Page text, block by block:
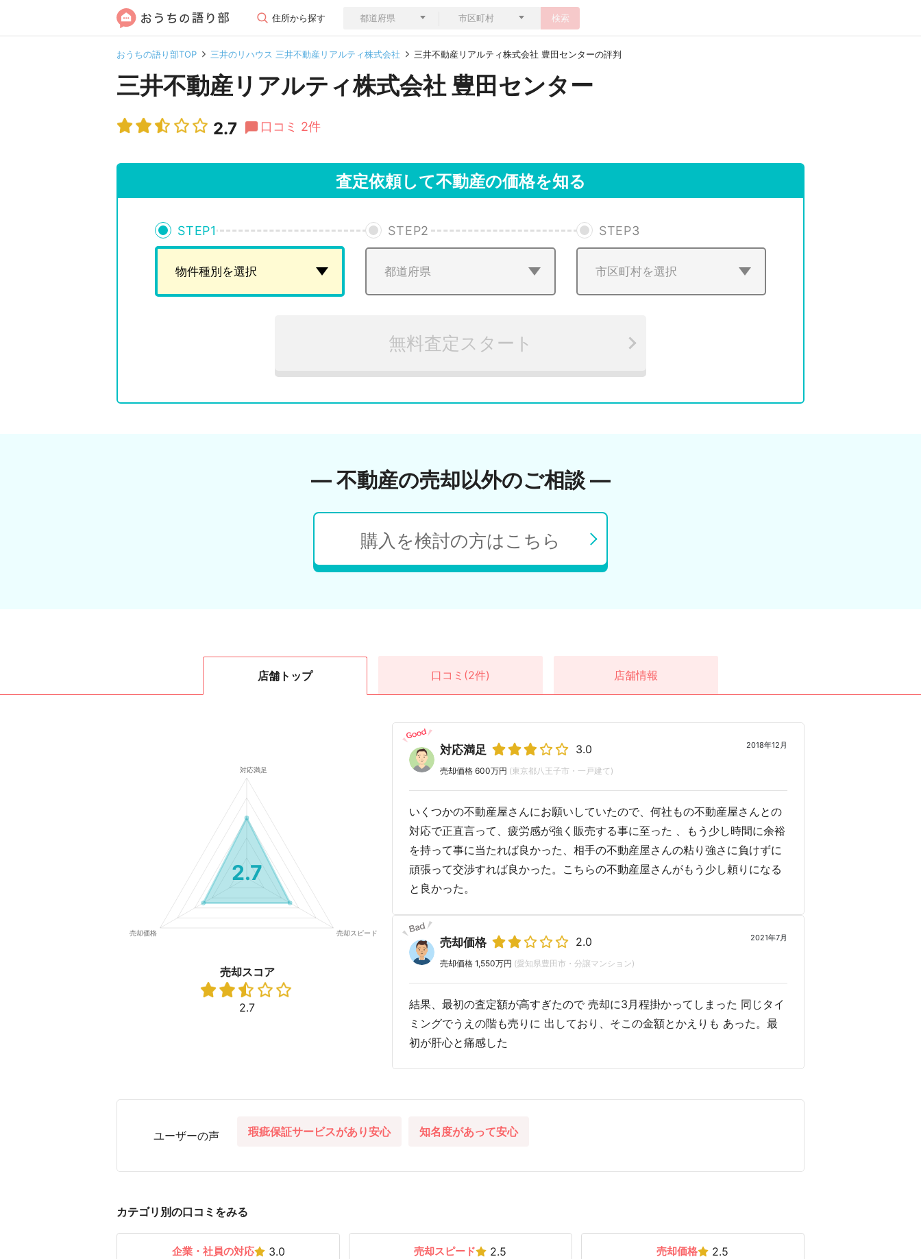
住所から探す 検索
おうちの語り部TOP 三井のリハウス 三井不動産リアルティ株式会社 三井不動産リアルティ株式会社 豊田センターの評判
三井不動産リアルティ株式会社 豊田センター
2.7 口コミ 2件
査定依頼して不動産の価格を知る
STEP1 STEP2 STEP3
無料査定スタート
― 不動産の売却以外のご相談 ―
購入を検討の方はこちら
店舗 トップ 口コミ (2件) 店舗情報
2.7
売却スコア
2.7
2018年12月
対応満足 3.0
売却価格 600万円 (東京都八王子市・一戸建て)
いくつかの不動産屋さんにお願いしていたので、何社もの不動産屋さんとの
対応で正直言って、疲労感が強く販売する事に至った 、もう少し時間に余裕
を持って事に当たれば良かった、相手の不動産屋さんの粘り強さに負けずに
頑張って交渉すれば良かった。こちらの不動産屋さんがもう少し頼りになる
と良かった。
2021年7月
売却価格 2.0
売却価格 1,550万円 (愛知県豊田市・分譲マンション)
結果、最初の査定額が高すぎたので 売却に3月程掛かってしまった 同じタイ
ミングでうえの階も売りに 出しており、そこの金額とかえりも あった。最
初が肝心と痛感した
ユーザーの声 瑕疵保証サービスがあり安心 知名度があって安心
カテゴリ別の口コミをみる
企業・社員の対応 3.0 売却スピード 2.5 売却価格 2.5